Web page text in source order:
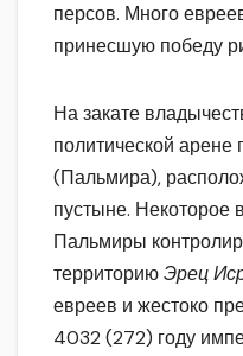
персов. Много
принесшую победу
На закате
политической
(Пальмира),
пустыне. Некоторое
Пальмиры
территориюЭрец
евреев и жестоко
4032 (272) году